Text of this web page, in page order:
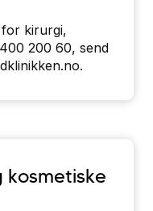
kirurgi,
200 60, send
kosmetiske